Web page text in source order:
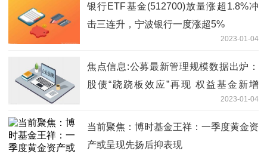
银行ETF基金(512700)放量涨超1.8%冲
击三连升，宁波银行一度涨超5%
2023-01-04
焦点信息:公募最新管理规模数据出炉：
股债“跷跷板效应”再现 权益基金新增
2023-01-04
当前聚焦：博时基金王祥：一季度黄金资
产或呈现先扬后抑表现